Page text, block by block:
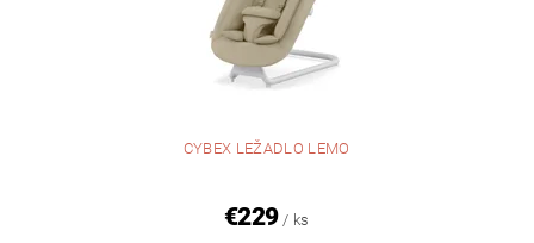
CYBEX LEŽADLO LEMO
€229 / ks